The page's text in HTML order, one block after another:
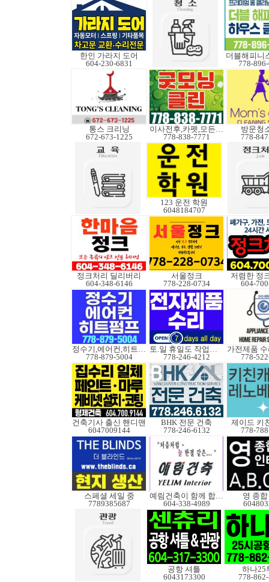
한인 가라지 도어
604-230-6831
더블해피니
778-
통스 크리닝
672-673-1225
이사전후,카펫,모든청소
778-838-7771
방문청
778-
123 운전 학원
6048184707
정크처리 딜리버리
604-348-6146
서울정크
778-228-0734
저렴한 정
604-
정수기,에어컨,히트펌프
778-879-5004
토.일 휴일도 작업가능
778-246-4212
778-
건축기사 출신 핸디맨
6047009144
BHK 전문 건축
778-246-6132
제이드 키
778-
스페셜 세일 중
7789385687
예림건축이 함께 합니다
604-338-4989
영 종
공항 셔틀
6043173300
하나25
778-